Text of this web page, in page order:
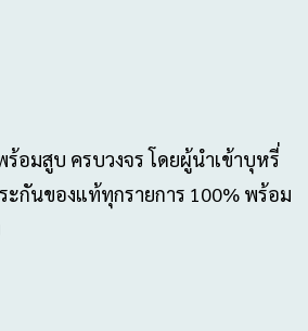
อมสูบ ครบวงจร โดยผู้นำเข้าบุหรี่
ะกันของแท้ทุกรายการ 100% พร้อม